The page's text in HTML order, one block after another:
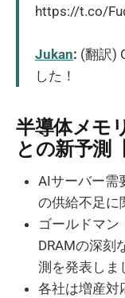
https://t.co/
Jukan: (翻訳)
した！
半導体メモ
との新予測
AIサーバー需
の供給不足に
ゴールドマン
DRAMの深刻
測を発表しま
各社は増産対